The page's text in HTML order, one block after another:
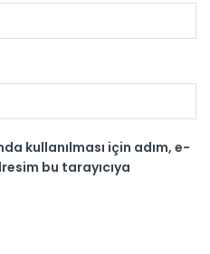
kullanılması için adım, e-
bu tarayıcıya